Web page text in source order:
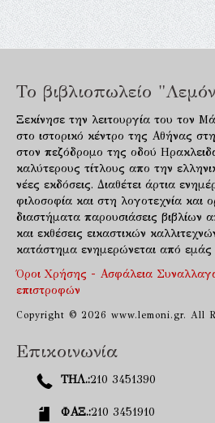
Το βιβλιοπωλείο
Ξεκίνησε την λειτουργία του τον
στο ιστορικό κέντρο της Αθήνας
στον πεζόδρομο της οδού
καλύτερους τίτλους απο την
νέες εκδόσεις. Διαθέτει άρτια
φιλοσοφία και στη λογοτεχνία και
διαστήματα παρουσιάσεις βιβλίων
και εκθέσεις εικαστικών
κατάστημα ενημερώνεται από εμάς
Όροι Χρήσης - Ασφάλεια
επιστροφών
Copyright © 2026 www.lemoni.gr. All
Επικοινωνία
ΤΗΛ.:210 3451390
ΦΑΞ.:210 3451910